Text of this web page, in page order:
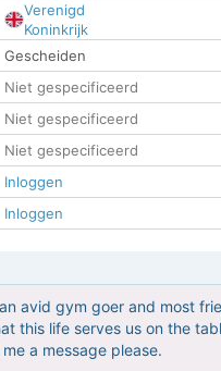
Verenigd
Koninkrijk
Gescheiden
Niet gespecificeerd
Niet gespecificeerd
Niet gespecificeerd
Inloggen
Inloggen
avid gym goer and most
this life serves us on the
a message please.